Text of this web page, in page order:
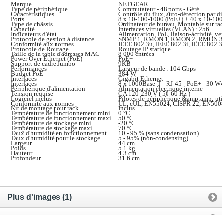
Marque NETGEAR
Type de périphérique Commutateur - 48 ports - Géré
Caractéristiques Contrôle du flux, auto-détection par
Ports 8 x 10-100-1000 (PoE+) + 40 x 10-
Type de châssis Ordinateur de bureau, Montable sur
Capacité Interfaces virtuelles (VLAN) : 256
Indicateurs d'état Alimentation, PoE, liaison-activité,
Protocole de gestion à distance SNMP 1, RMON 1, RMON 2, RMON
Conformité aux normes IEEE 802.3u, IEEE 802.3i, IEEE
Protocole de Routage Routage IP statique
Taille de la table d'adresses MAC 8 000 entrées
Power Over Ethernet (PoE) PoE+
Support de cadre Jumbo 9KB
Performances Largeur de bande : 104 Gbps
Budget PoE 384 W
Interfaces Gigabit Ethernet
Interfaces 8 x 1000Base-T - RJ-45 - PoE+ - 30
Périphérique d'alimentation Alimentation électrique interne
Tension requise CA 120-230 V ( 50-60 Hz )
Logiciel inclus Pilotes de périphérique &amp;amp;
Conformité aux normes UL, cUL, EN55024, CISPR 22,
Kit de montage pour rack Inclus
Température de fonctionnement mini 0 °C
Température de fonctionnement maxi 50 °C
Température de stockage mini -20 °C
Température de stockage maxi 70 °C
Taux d'humidité en fonctionnement 10 - 95 % (sans condensation)
Taux d'humidité pour le stockage 5 - 95% (non-condensing)
Largeur 44 cm
Poids 5.1 kg
Hauteur 4.3 cm
Profondeur 31.6 cm
Plus d'images (1)